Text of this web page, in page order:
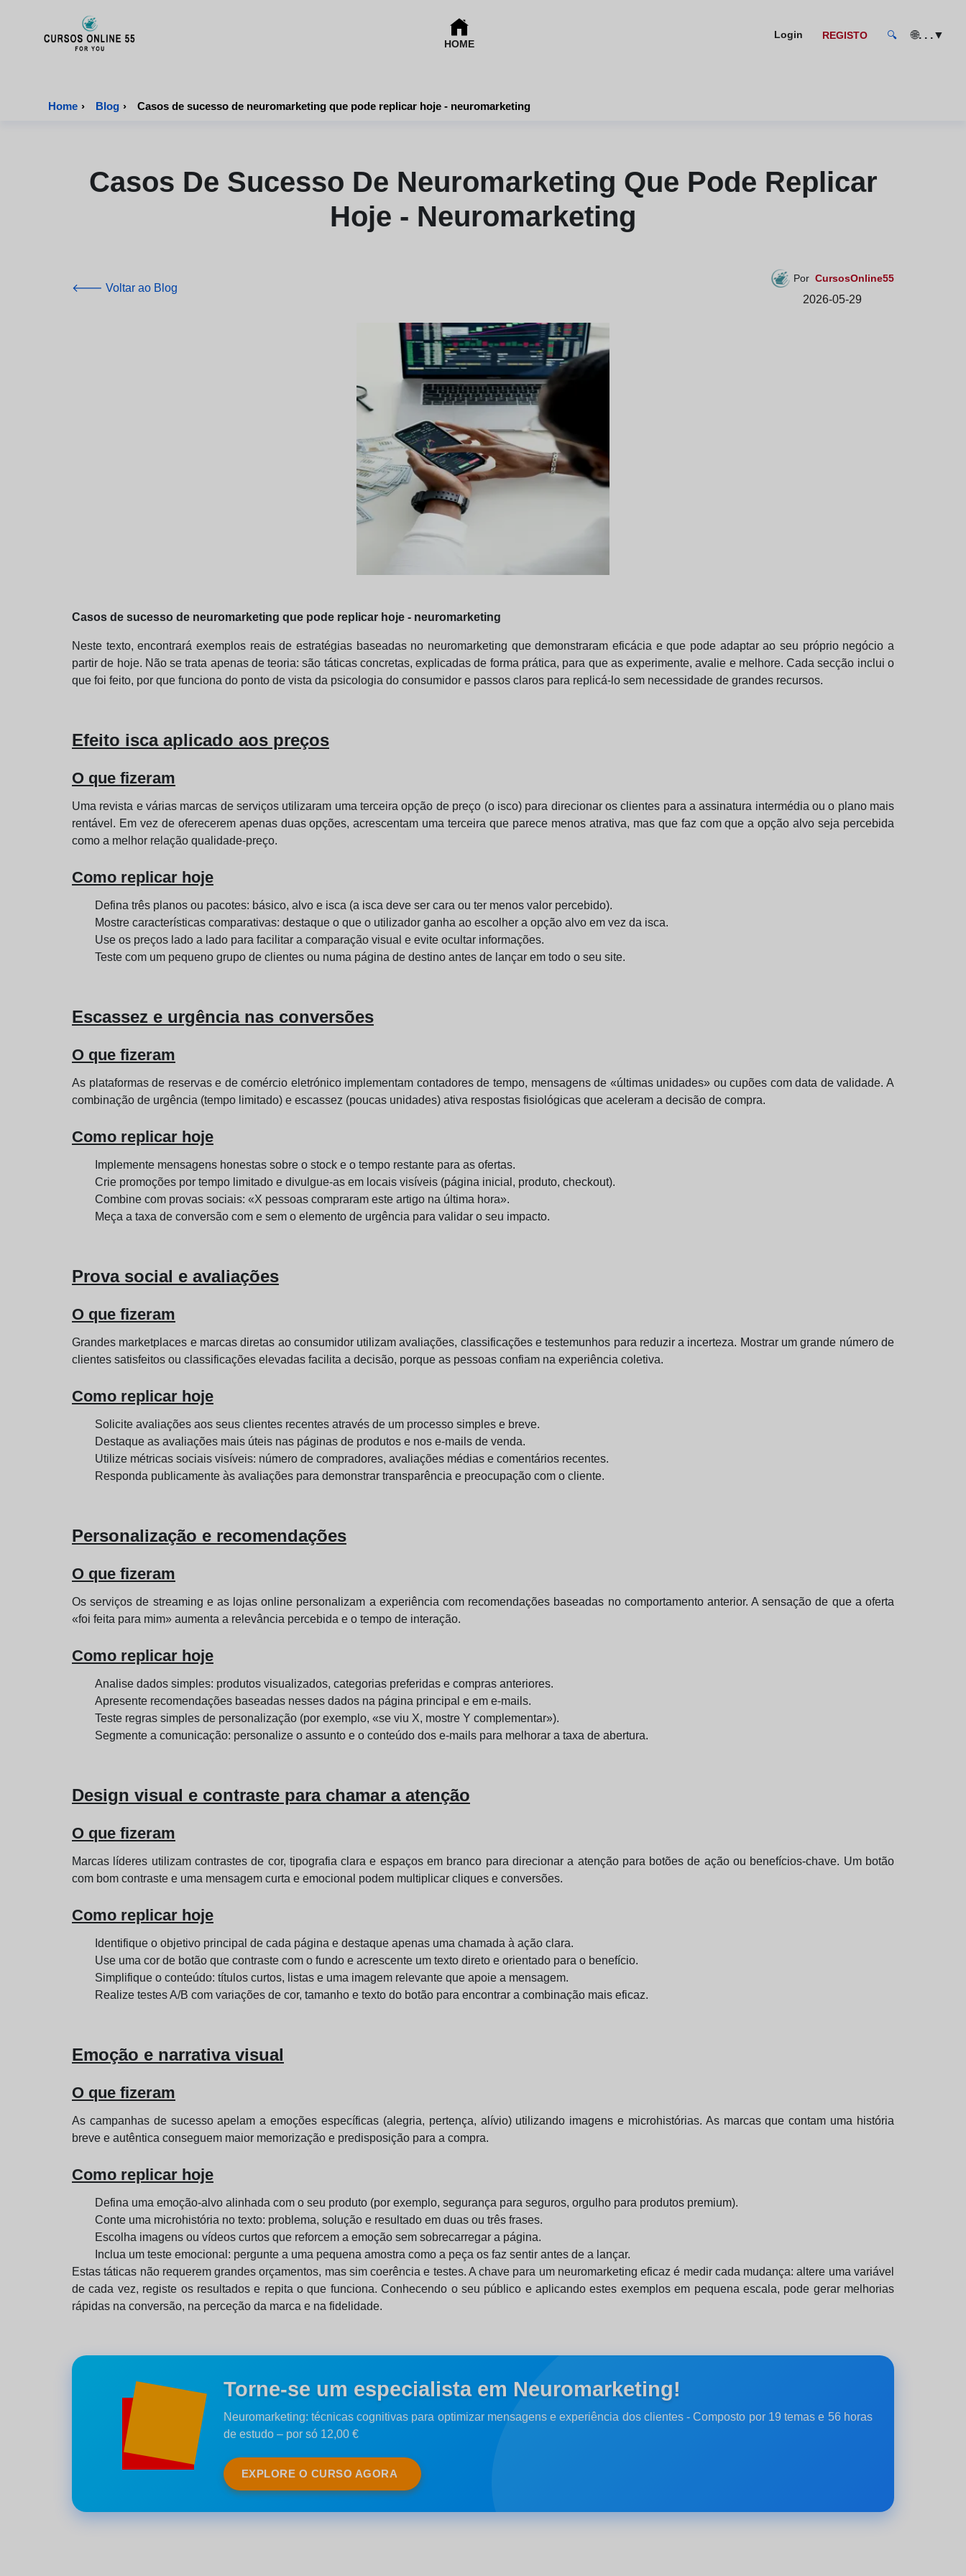
HOME
Login REGISTO 🔍 🌐. . .▼
Home › Blog › Casos de sucesso de neuromarketing que pode replicar hoje - neuromarketing
Casos De Sucesso De Neuromarketing Que Pode Replicar
Hoje - Neuromarketing
🡐 Voltar ao Blog
Por CursosOnline55
2026-05-29
Casos de sucesso de neuromarketing que pode replicar hoje - neuromarketing
Neste texto, encontrará exemplos reais de estratégias baseadas no neuromarketing que demonstraram eficácia e que pode adaptar ao seu próprio negócio a
partir de hoje. Não se trata apenas de teoria: são táticas concretas, explicadas de forma prática, para que as experimente, avalie e melhore. Cada secção inclui o
que foi feito, por que funciona do ponto de vista da psicologia do consumidor e passos claros para replicá-lo sem necessidade de grandes recursos.
Efeito isca aplicado aos preços
O que fizeram
Uma revista e várias marcas de serviços utilizaram uma terceira opção de preço (o isco) para direcionar os clientes para a assinatura intermédia ou o plano mais
rentável. Em vez de oferecerem apenas duas opções, acrescentam uma terceira que parece menos atrativa, mas que faz com que a opção alvo seja percebida
como a melhor relação qualidade-preço.
Como replicar hoje
Defina três planos ou pacotes: básico, alvo e isca (a isca deve ser cara ou ter menos valor percebido).
Mostre características comparativas: destaque o que o utilizador ganha ao escolher a opção alvo em vez da isca.
Use os preços lado a lado para facilitar a comparação visual e evite ocultar informações.
Teste com um pequeno grupo de clientes ou numa página de destino antes de lançar em todo o seu site.
Escassez e urgência nas conversões
O que fizeram
As plataformas de reservas e de comércio eletrónico implementam contadores de tempo, mensagens de «últimas unidades» ou cupões com data de validade. A
combinação de urgência (tempo limitado) e escassez (poucas unidades) ativa respostas fisiológicas que aceleram a decisão de compra.
Como replicar hoje
Implemente mensagens honestas sobre o stock e o tempo restante para as ofertas.
Crie promoções por tempo limitado e divulgue-as em locais visíveis (página inicial, produto, checkout).
Combine com provas sociais: «X pessoas compraram este artigo na última hora».
Meça a taxa de conversão com e sem o elemento de urgência para validar o seu impacto.
Prova social e avaliações
O que fizeram
Grandes marketplaces e marcas diretas ao consumidor utilizam avaliações, classificações e testemunhos para reduzir a incerteza. Mostrar um grande número de
clientes satisfeitos ou classificações elevadas facilita a decisão, porque as pessoas confiam na experiência coletiva.
Como replicar hoje
Solicite avaliações aos seus clientes recentes através de um processo simples e breve.
Destaque as avaliações mais úteis nas páginas de produtos e nos e-mails de venda.
Utilize métricas sociais visíveis: número de compradores, avaliações médias e comentários recentes.
Responda publicamente às avaliações para demonstrar transparência e preocupação com o cliente.
Personalização e recomendações
O que fizeram
Os serviços de streaming e as lojas online personalizam a experiência com recomendações baseadas no comportamento anterior. A sensação de que a oferta
«foi feita para mim» aumenta a relevância percebida e o tempo de interação.
Como replicar hoje
Analise dados simples: produtos visualizados, categorias preferidas e compras anteriores.
Apresente recomendações baseadas nesses dados na página principal e em e-mails.
Teste regras simples de personalização (por exemplo, «se viu X, mostre Y complementar»).
Segmente a comunicação: personalize o assunto e o conteúdo dos e-mails para melhorar a taxa de abertura.
Design visual e contraste para chamar a atenção
O que fizeram
Marcas líderes utilizam contrastes de cor, tipografia clara e espaços em branco para direcionar a atenção para botões de ação ou benefícios-chave. Um botão
com bom contraste e uma mensagem curta e emocional podem multiplicar cliques e conversões.
Como replicar hoje
Identifique o objetivo principal de cada página e destaque apenas uma chamada à ação clara.
Use uma cor de botão que contraste com o fundo e acrescente um texto direto e orientado para o benefício.
Simplifique o conteúdo: títulos curtos, listas e uma imagem relevante que apoie a mensagem.
Realize testes A/B com variações de cor, tamanho e texto do botão para encontrar a combinação mais eficaz.
Emoção e narrativa visual
O que fizeram
As campanhas de sucesso apelam a emoções específicas (alegria, pertença, alívio) utilizando imagens e microhistórias. As marcas que contam uma história
breve e autêntica conseguem maior memorização e predisposição para a compra.
Como replicar hoje
Defina uma emoção-alvo alinhada com o seu produto (por exemplo, segurança para seguros, orgulho para produtos premium).
Conte uma microhistória no texto: problema, solução e resultado em duas ou três frases.
Escolha imagens ou vídeos curtos que reforcem a emoção sem sobrecarregar a página.
Inclua um teste emocional: pergunte a uma pequena amostra como a peça os faz sentir antes de a lançar.
Estas táticas não requerem grandes orçamentos, mas sim coerência e testes. A chave para um neuromarketing eficaz é medir cada mudança: altere uma variável
de cada vez, registe os resultados e repita o que funciona. Conhecendo o seu público e aplicando estes exemplos em pequena escala, pode gerar melhorias
rápidas na conversão, na perceção da marca e na fidelidade.
Torne-se um especialista em Neuromarketing!
Neuromarketing: técnicas cognitivas para optimizar mensagens e experiência dos clientes - Composto por 19 temas e 56 horas
de estudo – por só 12,00 €
EXPLORE O CURSO AGORA